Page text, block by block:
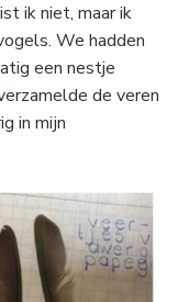
ik niet, maar ik
We hadden
een nestje
de veren
in mijn